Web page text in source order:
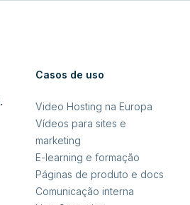
.
Casos de uso
Video Hosting na Europa
Vídeos para sites e
marketing
E-learning e formação
Páginas de produto e docs
Comunicação interna